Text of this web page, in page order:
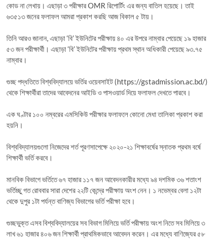
কোড না লেখায়। এছাড়া ৩ পরীক্ষার OMR রিপোর্টিং এর জন্য বাতিল হয়েছে। তাই
৬৩৫১৩ জনের ফলাফল আমরা প্রকাশ করছি আজ বিকাল ৫ টায়।
তিনি আরও জানান, এছাড়া ‘বি’ ইউনিটের পরীক্ষায় ৪০ এর উপরে নাম্বার পেয়েছে ১৯ হাজার
৫৩ জন পরীক্ষার্থী। এছাড়া ‘বি’ ইউনিটের পরীক্ষায় প্রথম স্থান অধিকারী পেয়েছে ৯৩.৭৫
নাম্বার।
গুচ্ছ পদ্ধতিতে বিশ্ববিদ্যালয়ে ভর্তির ওয়েবসাইট (https://gstadmission.ac.bd/)
থেকে শিক্ষার্থীরা তাদের আবেদনের আইডি ও পাসওয়ার্ড দিয়ে ফলাফল দেখতে পারবে।
এক ঘণ্টার ১০০ নম্বরের এমসিকিউ পরীক্ষার ফলাফলে কোনো মেধা তালিকা প্রকাশ করা
হয়নি।
বিশ্ববিদ্যালয়গুলো নিজেদের শর্ত পূরণসাপেক্ষে ২০২০-২১ শিক্ষাবর্ষের স্নাতক প্রথম বর্ষে
শিক্ষার্থী ভর্তি করবে।
মানবিক বিভাগে ভর্তিতে ৬৭ হাজার ১১৭ জন আবেদনকারীর মধ্যে ৯৪ দশমিক ৩৬ শতাংশ
ভর্তিচ্ছু গত রোববার সারা দেশের ২২টি কেন্দ্রে পরীক্ষায় অংশ নেন। ১ নভেম্বর বেলা ১২টা
থেকে দুপুর ১টা পর্যন্ত বাণিজ্য বিভাগের ভর্তি পরীক্ষা হবে।
গুচ্ছভুক্ত এসব বিশ্ববিদ্যালয়ের সব বিভাগ মিলিয়ে ভর্তি পরীক্ষায় অংশ নিতে সব মিলিয়ে ৩
লাখ ৬১ হাজার ৪০৬ জন শিক্ষার্থী প্রাথমিকভাবে আবেদন করেন। এর মধ্যে বাণিজ্যের ৫৮